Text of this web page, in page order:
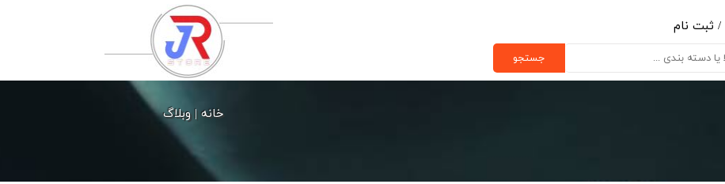
/ ثبت نام
گذر واژه
جستجو
خانه |وبلاگ